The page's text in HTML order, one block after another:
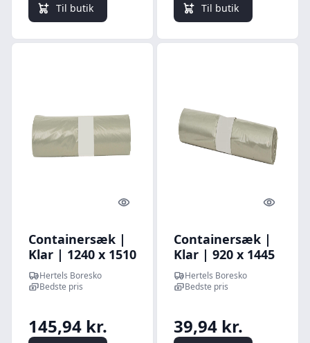
Til butik Til butik
Quick look
Containersæk |
Klar | 1240 x 1510
mm | 240 L | 10
stk.
Hertels Boresko
Bedste pris
145,94 kr.
Quick
Containersæk |
Klar | 920 x 1445
mm | 140 L | 40
my | 10 stk.
Hertels Boresko
Bedste pris
39,94 kr.